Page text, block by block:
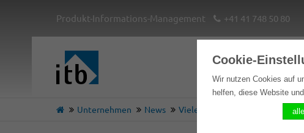
Produkt-Informations-Management +41 41 748 50 80
Home
Unternehmen News Vielen Dank für Ihre Anmeldung
Cookie-
Wir nutzen Cookies auf
helfen, diese Website